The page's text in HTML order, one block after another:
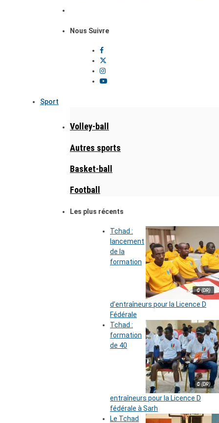
Nous Suivre
Sport
Volley-ball
Autres sports
Basket-ball
Football
Les plus récents
© (DR)
Tchad :
lancement
de la
formation
d’entraîneurs pour la Licence D
Fédérale
© (DR)
Tchad :
formation
de 40
entraîneurs pour la Licence D
fédérale à Sarh
Le Tchad